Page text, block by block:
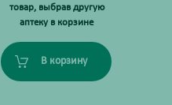
товар, выбрав другую
аптеку в корзине
В корзину